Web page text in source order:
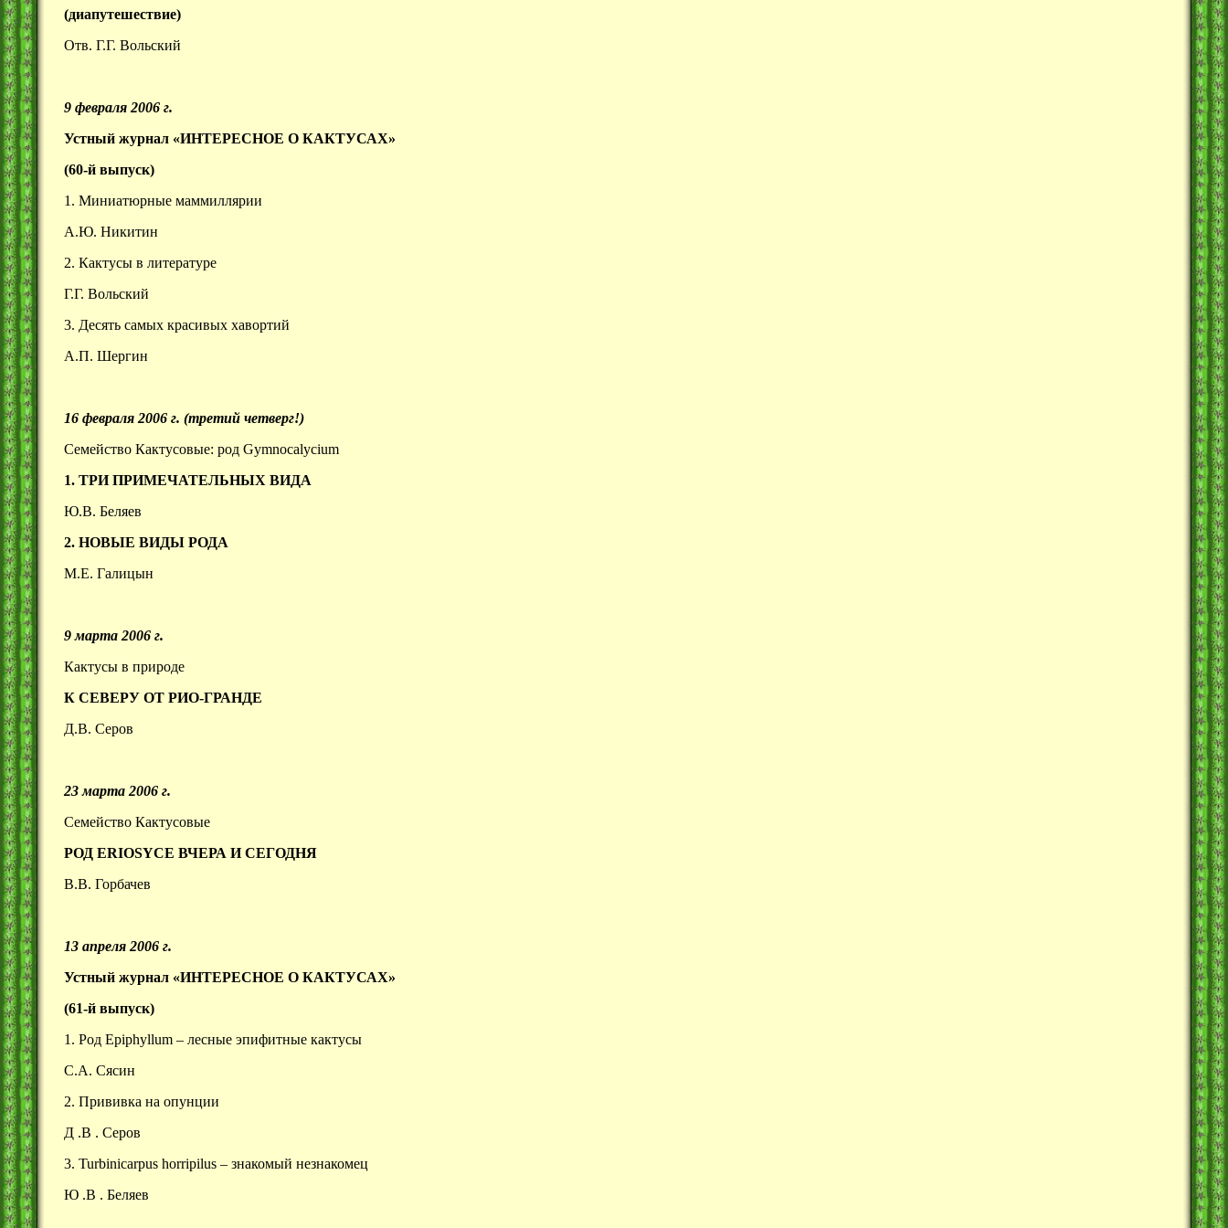
(диапутешествие)
Отв. Г.Г. Вольский
9 февраля 2006 г.
Устный журнал «ИНТЕРЕСНОЕ О КАКТУСАХ»
(60-й выпуск)
1. Миниатюрные маммиллярии
А.Ю. Никитин
2. Кактусы в литературе
Г.Г. Вольский
3. Десять самых красивых хавортий
А.П. Шергин
16 февраля 2006 г. (третий четверг!)
Семейство Кактусовые: род Gymnocalycium
1. ТРИ ПРИМЕЧАТЕЛЬНЫХ ВИДА
Ю.В. Беляев
2. НОВЫЕ ВИДЫ РОДА
М.Е. Галицын
9 марта 2006 г.
Кактусы в природе
К СЕВЕРУ ОТ РИО-ГРАНДЕ
Д.В. Серов
23 марта 2006 г.
Семейство Кактусовые
РОД ERIOSYCE ВЧЕРА И СЕГОДНЯ
В.В. Горбачев
13 апреля 2006 г.
Устный журнал «ИНТЕРЕСНОЕ О КАКТУСАХ»
(61-й выпуск)
1. Род Epiphyllum – лесные эпифитные кактусы
С.А. Сясин
2. Прививка на опунции
Д .В . Серов
3. Turbinicarpus horripilus – знакомый незнакомец
Ю .В . Беляев